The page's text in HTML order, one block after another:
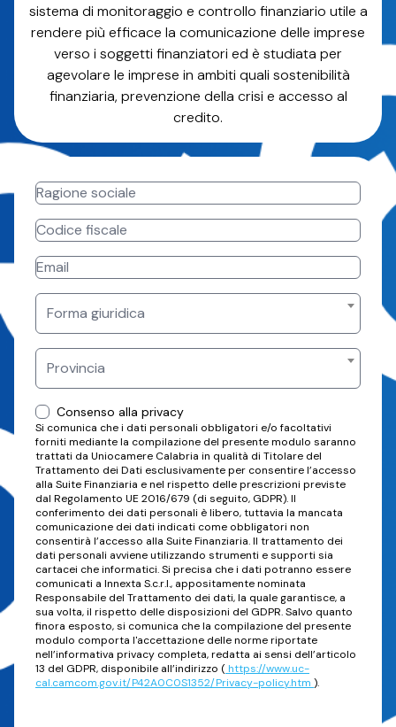
sistema di monitoraggio e controllo finanziario utile a
rendere più efficace la comunicazione delle imprese
verso i soggetti finanziatori ed è studiata per
agevolare le imprese in ambiti quali sostenibilità
finanziaria, prevenzione della crisi e accesso al
credito.
Forma giuridica
Provincia
Consenso alla privacy
Si comunica che i dati personali obbligatori e/o facoltativi
forniti mediante la compilazione del presente modulo saranno
trattati da Uniocamere Calabria in qualità di Titolare del
Trattamento dei Dati esclusivamente per consentire l’accesso
alla Suite Finanziaria e nel rispetto delle prescrizioni previste
dal Regolamento UE 2016/679 (di seguito, GDPR). Il
conferimento dei dati personali è libero, tuttavia la mancata
comunicazione dei dati indicati come obbligatori non
consentirà l’accesso alla Suite Finanziaria. Il trattamento dei
dati personali avviene utilizzando strumenti e supporti sia
cartacei che informatici. Si precisa che i dati potranno essere
comunicati a Innexta S.c.r.l., appositamente nominata
Responsabile del Trattamento dei dati, la quale garantisce, a
sua volta, il rispetto delle disposizioni del GDPR. Salvo quanto
finora esposto, si comunica che la compilazione del presente
modulo comporta l'accettazione delle norme riportate
nell’informativa privacy completa, redatta ai sensi dell’articolo
13 del GDPR, disponibile all’indirizzo (https://www.uc-
cal.camcom.gov.it/P42A0C0S1352/Privacy-policy.htm ).